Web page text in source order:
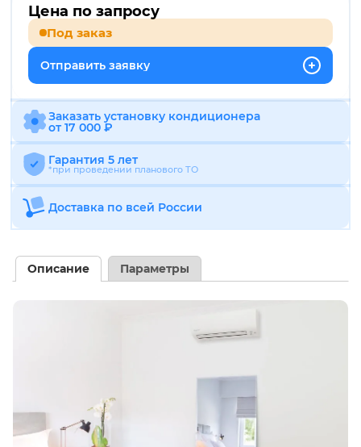
Цена по запросу
Под заказ
Отправить заявку
Заказать установку кондиционера
от 17 000 ₽
Гарантия 5 лет
*при проведении планового ТО
Доставка по всей России
Описание Параметры